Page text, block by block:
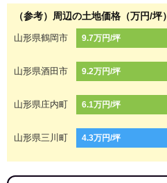
（参考）周辺の土地価格（万円/坪）
山形県鶴岡市 9.7万円/坪
山形県酒田市 9.2万円/坪
山形県庄内町 6.1万円/坪
山形県三川町 4.3万円/坪